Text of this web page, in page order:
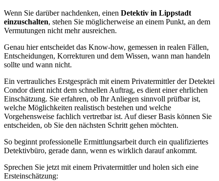
Wenn Sie darüber nachdenken, einen Detektiv in Lippstadt
einzuschalten, stehen Sie möglicherweise an einem Punkt, an dem
Vermutungen nicht mehr ausreichen.
Genau hier entscheidet das Know-how, gemessen in realen Fällen,
Entscheidungen, Korrekturen und dem Wissen, wann man handeln
sollte und wann nicht.
Ein vertrauliches Erstgespräch mit einem Privatermittler der Detektei
Condor dient nicht dem schnellen Auftrag, es dient einer ehrlichen
Einschätzung. Sie erfahren, ob Ihr Anliegen sinnvoll prüfbar ist,
welche Möglichkeiten realistisch bestehen und welche
Vorgehensweise fachlich vertretbar ist. Auf dieser Basis können Sie
entscheiden, ob Sie den nächsten Schritt gehen möchten.
So beginnt professionelle Ermittlungsarbeit durch ein qualifiziertes
Detektivbüro, gerade dann, wenn es wirklich darauf ankommt.
Sprechen Sie jetzt mit einem Privatermittler und holen sich eine
Ersteinschätzung: